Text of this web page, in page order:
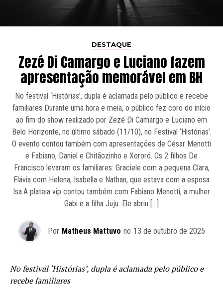
DESTAQUE
Zezé Di Camargo e Luciano fazem
apresentação memorável em BH
No festival ‘Histórias’, dupla é aclamada pelo público e recebe
familiares Durante uma hora e meia, o público fez coro do início
ao fim do show realizado por Zezé Di Camargo e Luciano em
Belo Horizonte, no último sábado (11/10), no Festival ‘Histórias’.
O evento contou também com apresentações de César Menotti
e Fabiano, Daniel e Chitãozinho e Xororó. Os 2 filhos De
Francisco levaram os familiares: Graciele com a pequena Clara,
Flávia com Helena, Isabella e Nathan, que estava com a esposa
Isa.A plateia vip contou também com Fabiano Menotti, a mulher
Gabi e a filha Juju. Ele abriu […]
Por Matheus Mattuvo no 13 de outubro de 2025
No festival ‘Histórias’, dupla é aclamada pelo público e
recebe familiares